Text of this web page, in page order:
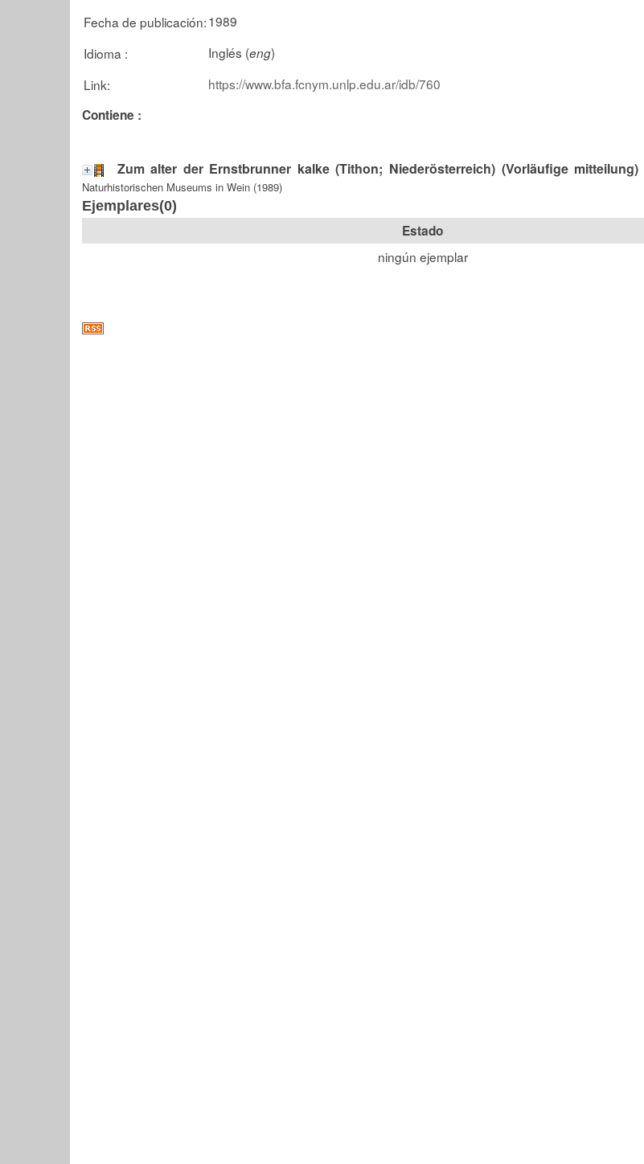
Fecha de publicación:1989
Idioma :
Inglés (eng)
Link:
https://www.bfa.fcnym.unlp.edu.ar/idb/760
Contiene :
Zum alter der Ernstbrunner kalke (Tithon; Niederösterreich) (Vorläufige mitteilung)
Naturhistorischen Museums in Wein (1989)
Ejemplares(0)
Estado
ningún ejemplar